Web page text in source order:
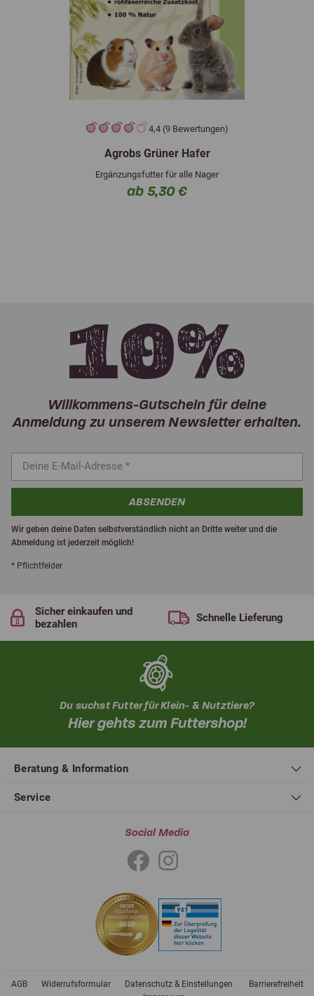
4,4 (9 Bewertungen)
Agrobs Grüner Hafer
Ergänzungsfutter für alle Nager
ab 5,30 €
Willkommens-Gutschein für deine
Anmeldung zu unserem Newsletter erhalten.
ABSENDEN
Wir geben deine Daten selbstverständlich nicht an Dritte weiter und die
Abmeldung ist jederzeit möglich!
* Pflichtfelder
Sicher einkaufen und
bezahlen
Schnelle Lieferung
Du suchst Futter für Klein- & Nutztiere?
Hier gehts zum Futtershop!
Beratung & Information
Service
Social Media
AGB Widerrufsformular Datenschutz & Einstellungen
Barrierefreiheit